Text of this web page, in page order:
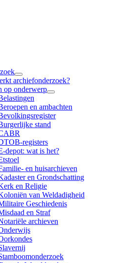
archiefonderzoek?
op onderwerp
en ambachten
stand
registers
depot: wat is het?
en huisarchieven
en Grondschatting
en Religie
van Weldadigheid
Geschiedenis
en Straf
archieven